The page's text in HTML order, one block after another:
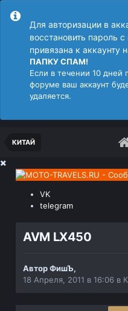
Для авторизации в
восстановить пароль
привязана к аккаунту
ПАПКУ СПАМ!
Если в течении 10 дней
форуме ваш аккаунт
удаляется.
КИТАЙ
VK
telegram
AVM LX450
АвторФишЪ,
18 Апреля, 2011 в 16:06 в